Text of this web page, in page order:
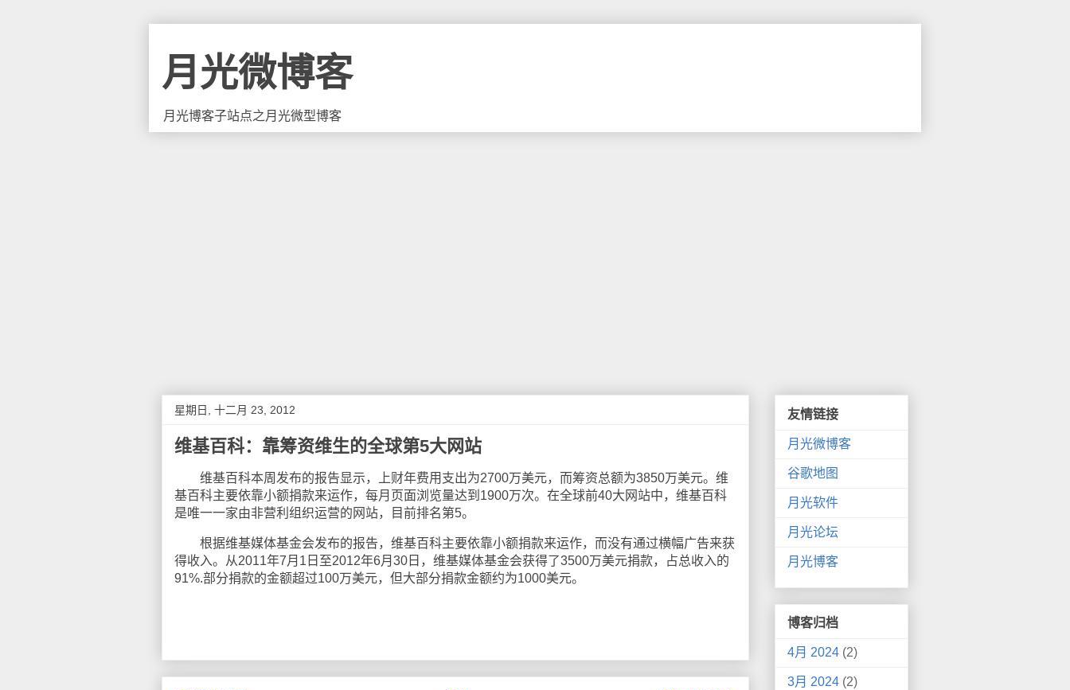
月光微博客
月光博客子站点之月光微型博客
星期日, 十二月 23, 2012
维基百科：靠筹资维生的全球第5大网站
维基百科本周发布的报告显示，上财年费用支出为2700万美元，而筹资总额为3850万美元。维
基百科主要依靠小额捐款来运作，每月页面浏览量达到1900万次。在全球前40大网站中，维基百科
是唯一一家由非营利组织运营的网站，目前排名第5。
根据维基媒体基金会发布的报告，维基百科主要依靠小额捐款来运作，而没有通过横幅广告来获
得收入。从2011年7月1日至2012年6月30日，维基媒体基金会获得了3500万美元捐款，占总收入的
91%.部分捐款的金额超过100万美元，但大部分捐款金额约为1000美元。
友情链接
月光微博客
谷歌地图
月光软件
月光论坛
月光博客
博客归档
4月 2024 (2)
3月 2024 (2)